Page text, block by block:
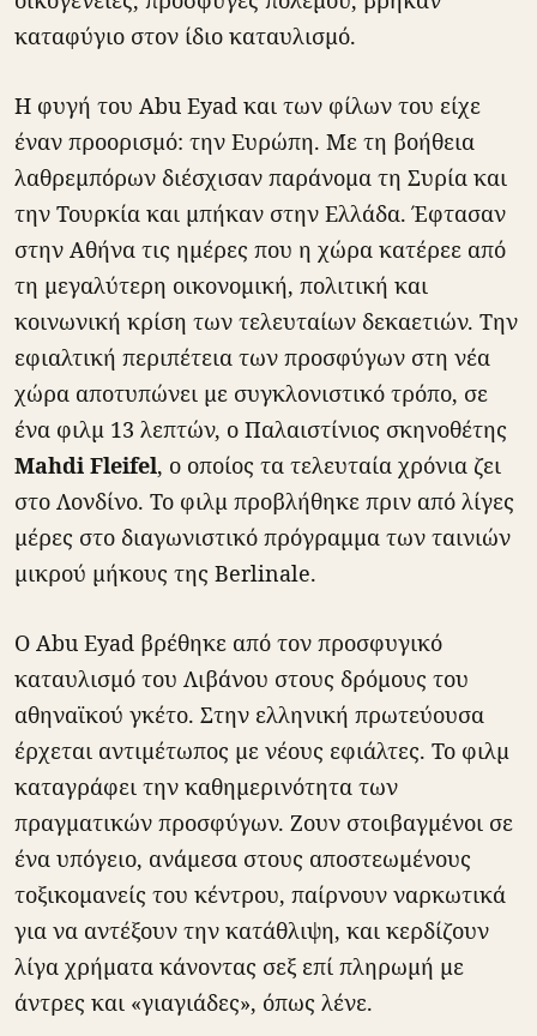
καταφύγιο στον ίδιο καταυλισμό.
Η φυγή του Abu Eyad και των φίλων του είχε
έναν προορισμό: την Ευρώπη. Με τη βοήθεια
λαθρεμπόρων διέσχισαν παράνομα τη Συρία και
την Τουρκία και μπήκαν στην Ελλάδα. Έφτασαν
στην Αθήνα τις ημέρες που η χώρα κατέρεε από
τη μεγαλύτερη οικονομική, πολιτική και
κοινωνική κρίση των τελευταίων δεκαετιών. Την
εφιαλτική περιπέτεια των προσφύγων στη νέα
χώρα αποτυπώνει με συγκλονιστικό τρόπο, σε
ένα φιλμ 13 λεπτών, ο Παλαιστίνιος σκηνοθέτης
Mahdi Fleifel, ο οποίος τα τελευταία χρόνια ζει
στο Λονδίνο. Το φιλμ προβλήθηκε πριν από λίγες
μέρες στο διαγωνιστικό πρόγραμμα των ταινιών
μικρού μήκους της Berlinale.
Ο Abu Eyad βρέθηκε από τον προσφυγικό
καταυλισμό του Λιβάνου στους δρόμους του
αθηναϊκού γκέτο. Στην ελληνική πρωτεύουσα
έρχεται αντιμέτωπος με νέους εφιάλτες. Το φιλμ
καταγράφει την καθημερινότητα των
πραγματικών προσφύγων. Ζουν στοιβαγμένοι σε
ένα υπόγειο, ανάμεσα στους αποστεωμένους
τοξικομανείς του κέντρου, παίρνουν ναρκωτικά
για να αντέξουν την κατάθλιψη, και κερδίζουν
λίγα χρήματα κάνοντας σεξ επί πληρωμή με
άντρες και «γιαγιάδες», όπως λένε.